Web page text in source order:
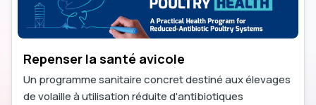
Repenser la santé avicole
Un programme sanitaire concret destiné aux élevages
de volaille à utilisation réduite d'antibiotiques